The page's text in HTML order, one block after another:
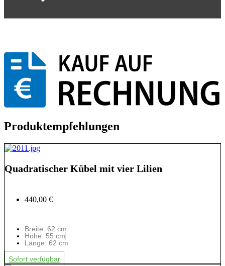
Produktempfehlungen
Quadratischer Kübel mit vier Lilien
440,00 €
Breite: 62 cm
Höhe: 55 cm
Länge: 62 cm
Sofort verfügbar